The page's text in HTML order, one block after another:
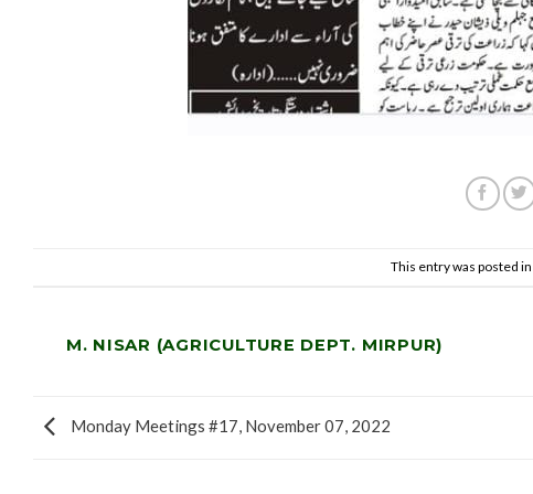
This entry was posted in
M. NISAR (AGRICULTURE DEPT. MIRPUR)
Monday Meetings #17, November 07, 2022